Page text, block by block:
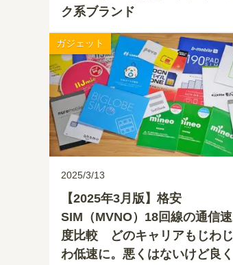
ク系ブランド
ガジェット
2025/3/13
【2025年3月版】格安
SIM（MVNO）18回線の通信速
度比較 どのキャリアもじわじ
わ低速に。悪くはないけど良く